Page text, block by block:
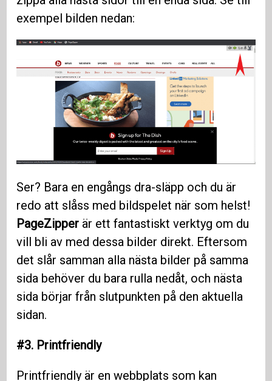
exempel bilden nedan:
Ser? Bara en engångs dra-släpp och du är
redo att slåss med bildspelet när som helst!
PageZipper är ett fantastiskt verktyg om du
vill bli av med dessa bilder direkt. Eftersom
det slår samman alla nästa bilder på samma
sida behöver du bara rulla nedåt, och nästa
sida börjar från slutpunkten på den aktuella
sidan.
#3. Printfriendly
Printfriendly är en webbplats som kan